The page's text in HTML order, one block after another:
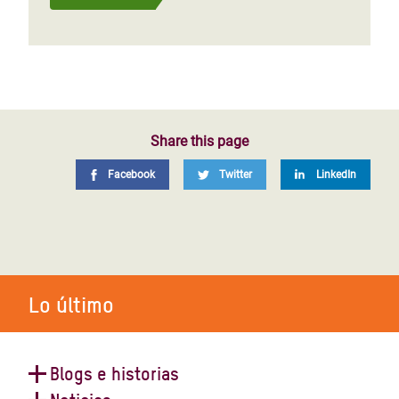
Share this page
Facebook Twitter LinkedIn
Lo último
Blogs e historias